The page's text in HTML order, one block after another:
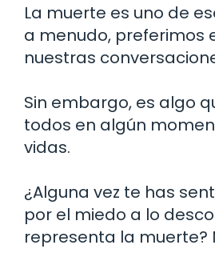
La muerte es uno de
a menudo, preferimos
nuestras
Sin embargo, es algo
todos en algún
vidas.
¿Alguna vez te has
por el miedo a lo
representa la muerte?